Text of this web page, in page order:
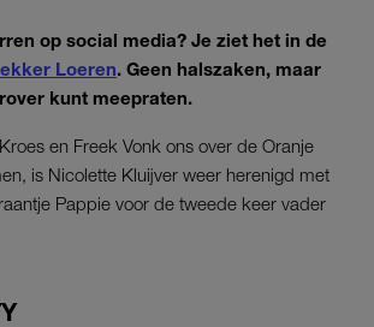
op social media? Je ziet het in de
Loeren. Geen halszaken, maar
kunt meepraten.
en Freek Vonk ons over de Oranje
is Nicolette Kluijver weer herenigd met
Pappie voor de tweede keer vader